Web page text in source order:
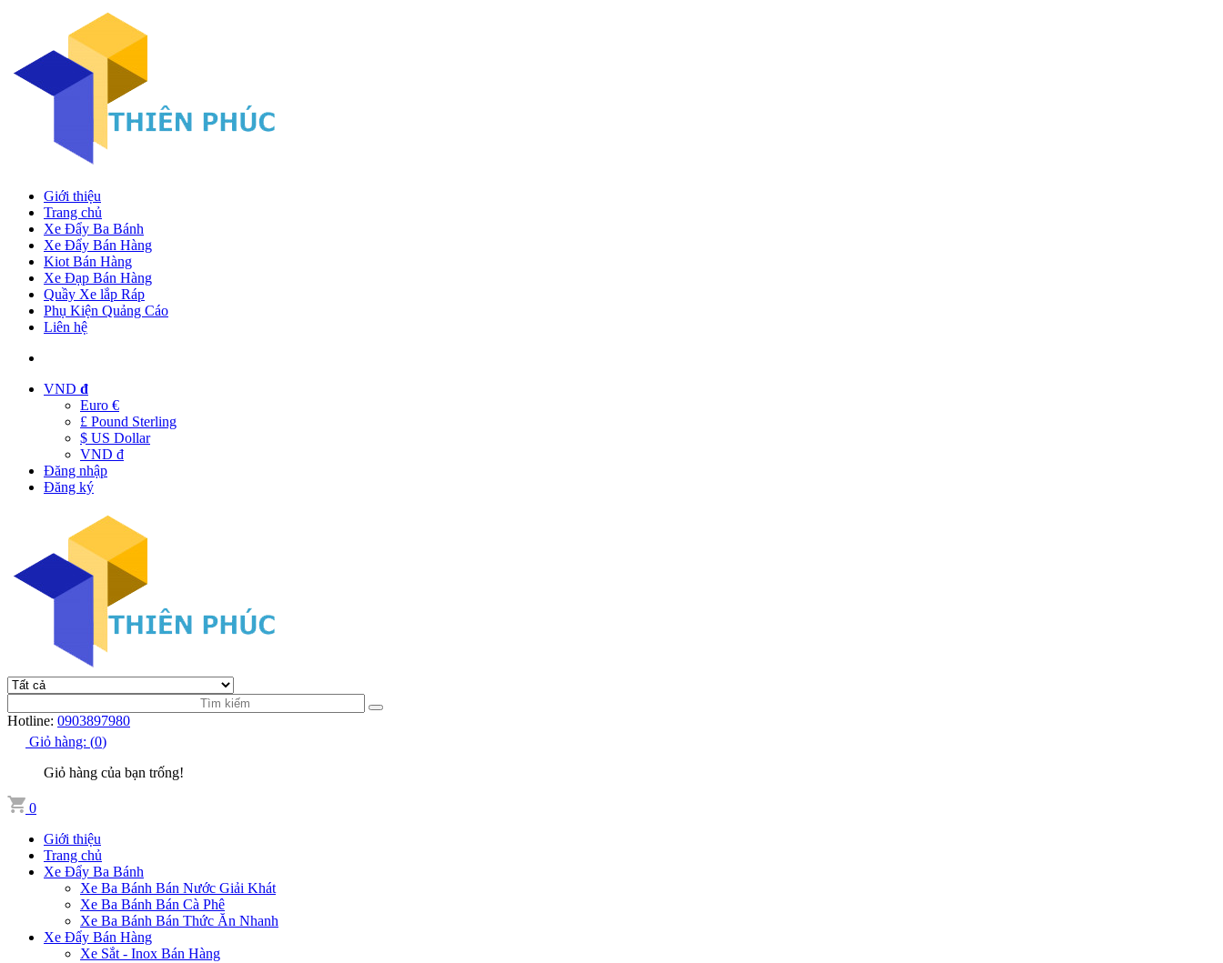
Giới thiệu
Trang chủ
Xe Đẩy Ba Bánh
Xe Đẩy Bán Hàng
Kiot Bán Hàng
Xe Đạp Bán Hàng
Quầy Xe lắp Ráp
Phụ Kiện Quảng Cáo
Liên hệ
VND đ
Euro €
£ Pound Sterling
$ US Dollar
VND đ
Đăng nhập
Đăng ký
Hotline: 0903897980
Giỏ hàng: (0)
Giỏ hàng của bạn trống!
0
Giới thiệu
Trang chủ
Xe Đẩy Ba Bánh
Xe Ba Bánh Bán Nước Giải Khát
Xe Ba Bánh Bán Cà Phê
Xe Ba Bánh Bán Thức Ăn Nhanh
Xe Đẩy Bán Hàng
Xe Sắt - Inox Bán Hàng